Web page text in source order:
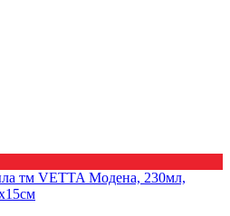
тм VETTA Модена, 230мл,